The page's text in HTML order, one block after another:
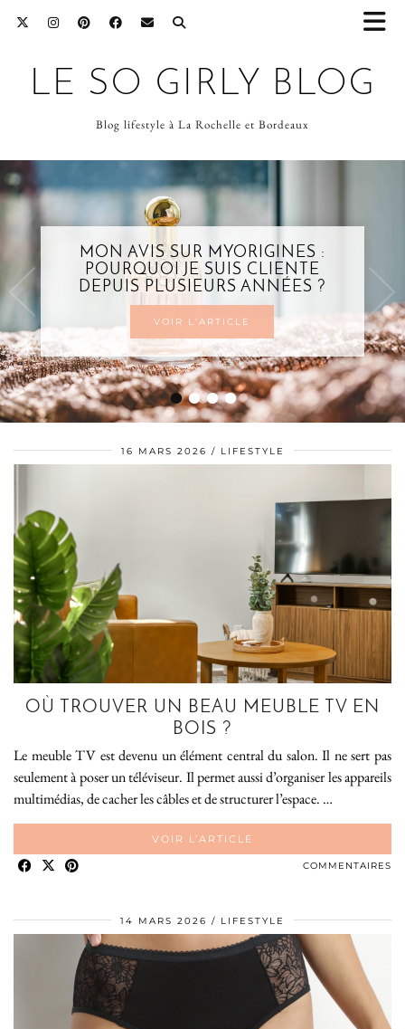
LE SO GIRLY BLOG
Blog lifestyle à La Rochelle et Bordeaux
••••
MON AVIS SUR MYORIGINES :
POURQUOI JE SUIS CLIENTE
DEPUIS PLUSIEURS ANNÉES ?
VOIR L’ARTICLE
16 MARS 2026 LIFESTYLE
OÙ TROUVER UN BEAU MEUBLE TV EN
BOIS ?
Le meuble TV est devenu un élément central du salon. Il ne sert pas
seulement à poser un téléviseur. Il permet aussi d’organiser les appareils
multimédias, de cacher les câbles et de structurer l’espace. …
VOIR L’ARTICLE
COMMENTAIRES
14 MARS 2026 LIFESTYLE